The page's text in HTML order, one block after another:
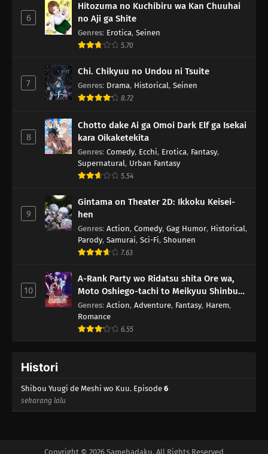
6
Hitozuma no Kuchibiru wa Kan Chuuhai
no Aji ga Shite
Genres: Erotica, Seinen
5.70
7
Chi. Chikyuu no Undou ni Tsuite
Genres: Drama, Historical, Seinen
8.72
8
Chotto dake Ai ga Omoi Dark Elf ga Isekai
kara Oikaketekita
Genres: Comedy, Ecchi, Erotica, Fantasy,
Supernatural, Urban Fantasy
5.54
9
Gintama on Theater 2D: Ikkoku Keisei-
hen
Genres: Action, Comedy, Gag Humor, Historical,
Parody, Samurai, Sci-Fi, Shounen
7.63
10
A-Rank Party wo Ridatsu shita Ore wa,
Moto Oshiego-tachi to Meikyuu Shinbu
wo Mezasu.
Genres: Action, Adventure, Fantasy, Harem,
Romance
6.55
Histori
Shibou Yuugi de Meshi wo Kuu. Episode 6
sekarang lalu
Copyright © 2026 Samehadaku. All Rights Reserved